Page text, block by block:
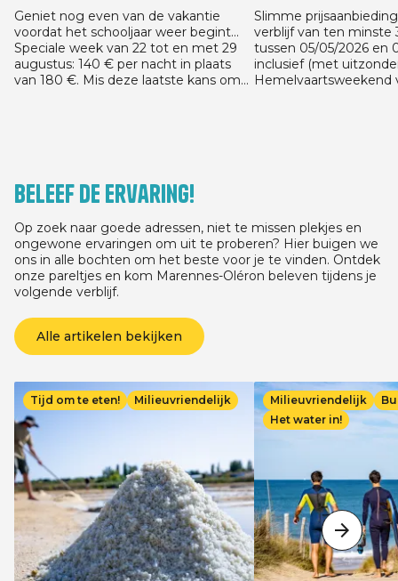
Geniet nog even van de vakantie
voordat het schooljaar weer begint...
Speciale week van 22 tot en met 29
augustus: 140 € per nacht in plaats
van 180 €. Mis deze laatste kans om
Slimme
verblijf van ten minste
tussen 05/05/2026 en
inclusief (met
Hemelvaartsweekend
verblijfsdatum, tussen
13/09/2026.
Beleef de ervaring!
Op zoek naar goede adressen, niet te missen plekjes en
ongewone ervaringen om uit te proberen? Hier buigen we
ons in alle bochten om het beste voor je te vinden. Ontdek
onze pareltjes en kom Marennes-Oléron beleven tijdens je
volgende verblijf.
Alle artikelen bekijken
Tijd om te eten! Milieuvriendelijk
Afbeelding
Milieuvriendelijk
Het water in!
Afbeelding